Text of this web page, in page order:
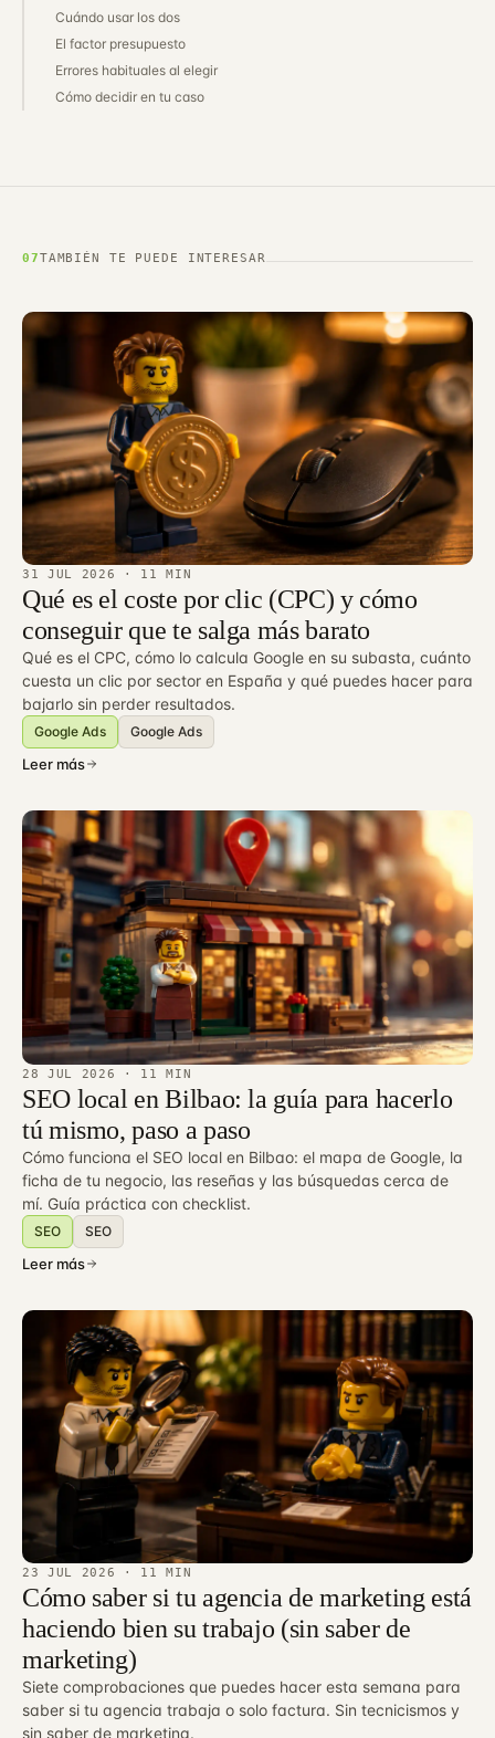
Cuándo usar los dos
El factor presupuesto
Errores habituales al elegir
Cómo decidir en tu caso
07TAMBIÉN TE PUEDE INTERESAR
31 JUL 2026 · 11 MIN
Qué es el coste por clic (CPC) y cómo
conseguir que te salga más barato
Qué es el CPC, cómo lo calcula Google en su subasta, cuánto
cuesta un clic por sector en España y qué puedes hacer para
bajarlo sin perder resultados.
Google Ads Google Ads
Leer más
28 JUL 2026 · 11 MIN
SEO local en Bilbao: la guía para hacerlo
tú mismo, paso a paso
Cómo funciona el SEO local en Bilbao: el mapa de Google, la
ficha de tu negocio, las reseñas y las búsquedas cerca de
mí. Guía práctica con checklist.
SEO SEO
Leer más
23 JUL 2026 · 11 MIN
Cómo saber si tu agencia de marketing está
haciendo bien su trabajo (sin saber de
marketing)
Siete comprobaciones que puedes hacer esta semana para
saber si tu agencia trabaja o solo factura. Sin tecnicismos y
sin saber de marketing.